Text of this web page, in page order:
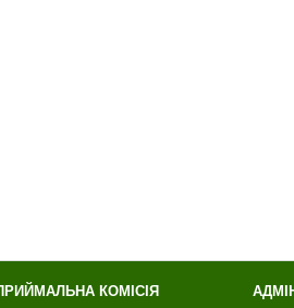
КОМІСІЯ